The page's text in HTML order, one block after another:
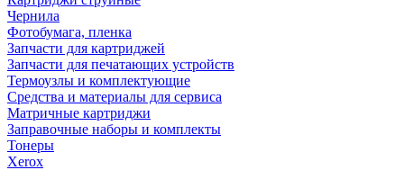
Чернила
Фотобумага, пленка
Запчасти для картриджей
Запчасти для печатающих устройств
Термоузлы и комплектующие
Средства и материалы для сервиса
Матричные картриджи
Заправочные наборы и комплекты
Тонеры
Xerox